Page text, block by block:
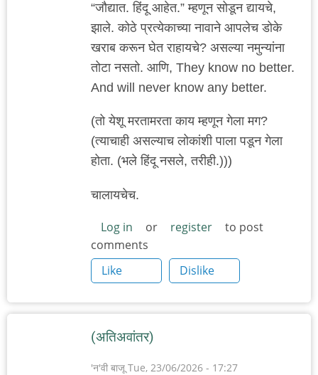
“जौद्यात. हिंदू आहेत.” म्हणून सोडून द्यायचे,
झाले. कोठे प्रत्येकाच्या नावाने आपलेच डोके
खराब करून घेत राहायचे? असल्या नमुन्यांना
तोटा नसतो. आणि, They know no better.
And will never know any better.
(तो येशू मरतामरता काय म्हणून गेला मग?
(त्याचाही असल्याच लोकांशी पाला पडून गेला
होता. (भले हिंदू नसले, तरीही.)))
चालायचेच.
Log in or register
to post
comments
Like
Dislike
(अतिअवांतर)
'न'वी बाजूTue, 23/06/2026 - 17:27